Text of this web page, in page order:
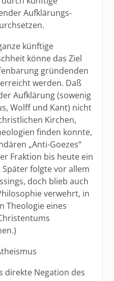
Aufklärungs-
künftige
könne das Ziel
gründenden
werden. Daß
Aufklärung (sowenig
Wolff und Kant) nicht
Kirchen,
finden konnte,
„Anti-Goezes“
Fraktion bis heute ein
folgte vor allem
doch blieb auch
verwehrt, in
Theologie eines
direkte Negation des